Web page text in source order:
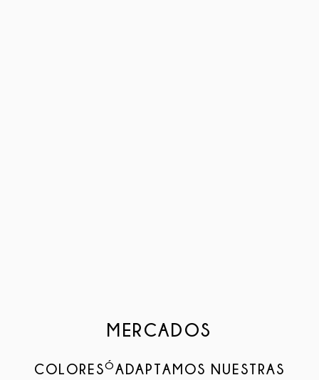
MERCADOS
COLORESÓ ADAPTAMOS NUESTRAS